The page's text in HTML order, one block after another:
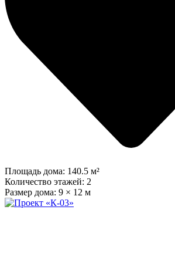
Площадь дома: 140.5 м²
Количество этажей: 2
Размер дома: 9 × 12 м